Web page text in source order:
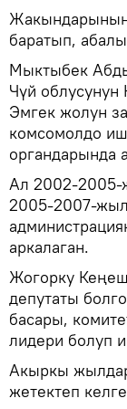
Жакындарынын
баратып,
Мыктыбек
Чүй
Эмгек жолун
комсомолдо
органдарында
Ал 2002-2005-
2005-2007-
аркалаган.
Жогорку
депутаты
басары,
лидери болуп
Акыркы
жетектеп